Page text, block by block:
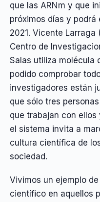
que las ARNm y que
próximos días y podrá
2021. Vicente Larraga
Centro de
Salas utiliza molécula
podido comprobar
investigadores están
que sólo tres
que trabajan con
el sistema invita a
cultura científica de
sociedad.
Vivimos un ejemplo
científico en aquellos